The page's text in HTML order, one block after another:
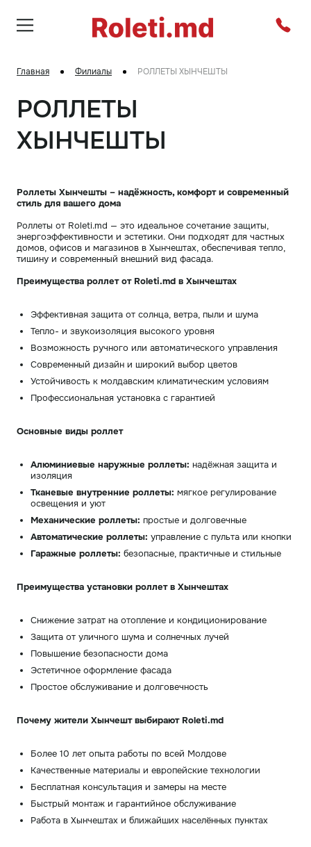
Главная Филиалы РОЛЛЕТЫ ХЫНЧЕШТЫ
РОЛЛЕТЫ
ХЫНЧЕШТЫ
Роллеты Хынчешты – надёжность, комфорт и современный
стиль для вашего дома
Роллеты от Roleti.md — это идеальное сочетание защиты,
энергоэффективности и эстетики. Они подходят для частных
домов, офисов и магазинов в Хынчештах, обеспечивая тепло,
тишину и современный внешний вид фасада.
Преимущества роллет от Roleti.md в Хынчештах
Эффективная защита от солнца, ветра, пыли и шума
Тепло- и звукоизоляция высокого уровня
Возможность ручного или автоматического управления
Современный дизайн и широкий выбор цветов
Устойчивость к молдавским климатическим условиям
Профессиональная установка с гарантией
Основные виды роллет
Алюминиевые наружные роллеты: надёжная защита и
изоляция
Тканевые внутренние роллеты: мягкое регулирование
освещения и уют
Механические роллеты: простые и долговечные
Автоматические роллеты: управление с пульта или кнопки
Гаражные роллеты: безопасные, практичные и стильные
Преимущества установки роллет в Хынчештах
Снижение затрат на отопление и кондиционирование
Защита от уличного шума и солнечных лучей
Повышение безопасности дома
Эстетичное оформление фасада
Простое обслуживание и долговечность
Почему жители Хынчешт выбирают Roleti.md
Более 10 лет опыта работы по всей Молдове
Качественные материалы и европейские технологии
Бесплатная консультация и замеры на месте
Быстрый монтаж и гарантийное обслуживание
Работа в Хынчештах и ближайших населённых пунктах